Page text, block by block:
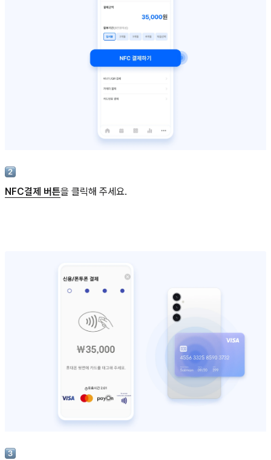
NFC결제 버튼을 클릭해 주세요.